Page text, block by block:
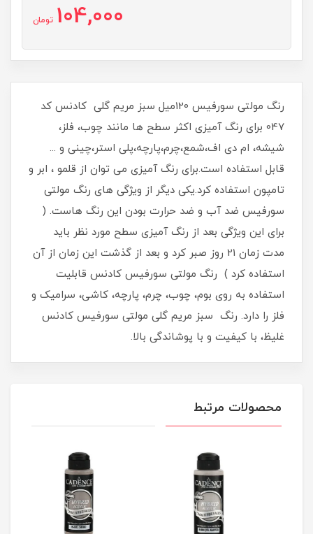
104,000 تومان
رنگ مولتی سورفیس 120میل سبز مریم گلی کادنس کد
047 برای رنگ آمیزی اکثر سطح ها مانند چوب، فلز،
شیشه، ام دی اف،شمع،چرم،پارچه،پلی استر،چینی و ...
قابل استفاده است.برای رنگ آمیزی می توان از قلمو ، ابر و
تامپون استفاده کرد.یکی دیگر از ویژگی های رنگ مولتی
سورفیس ضد آب و ضد حرارت بودن این رنگ هاست. (
برای این ویژگی بعد از رنگ آمیزی سطح مورد نظر باید
مدت زمان 21 روز صبر کرد و بعد از گذشت این زمان از آن
استفاده کرد ) رنگ مولتی سورفیس کادنس قابلیت
استفاده به روی بوم، چوب، چرم، پارچه، کاشی، سرامیک و
فلز را دارد. رنگ سبز مریم گلی مولتی سورفیس کادنس
غلیظ، با کیفیت و با پوشاندگی بالا.
محصولات مرتبط